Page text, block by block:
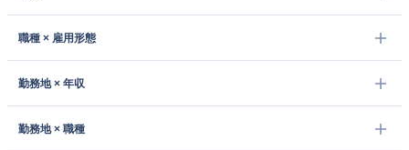
職種 × 雇用形態
勤務地 × 年収
勤務地 × 職種